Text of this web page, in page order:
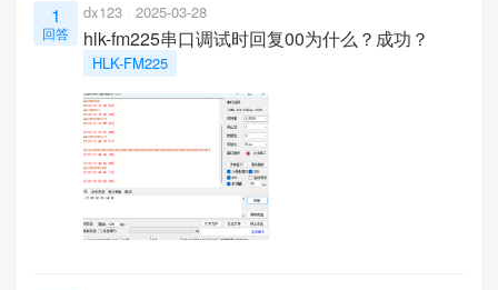
1
回答
dx123 2025-03-28
hlk-fm225串口调试时回复00为什么？成功？
HLK-FM225